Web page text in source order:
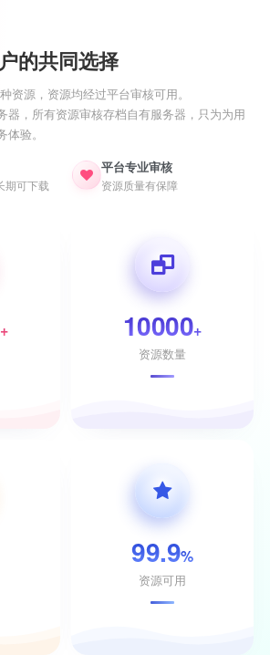
的共同选择
资源，资源均经过平台审核可用。
器，所有资源审核存档自有服务器，只为为用
验。
期可下载
平台专业审核
资源质量有保障
+ 10000+
资源数量
99.9%
资源可用